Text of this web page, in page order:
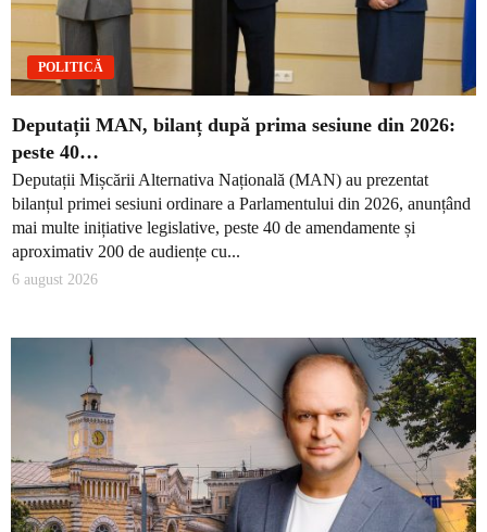
POLITICĂ
Deputații MAN, bilanț după prima sesiune din 2026:
peste 40…
Deputații Mișcării Alternativa Națională (MAN) au prezentat
bilanțul primei sesiuni ordinare a Parlamentului din 2026, anunțând
mai multe inițiative legislative, peste 40 de amendamente și
aproximativ 200 de audiențe cu...
6 august 2026